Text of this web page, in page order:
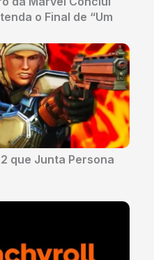
o Final de “Um
que Junta Persona